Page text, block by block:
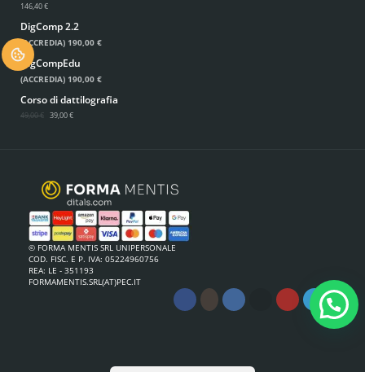
146,40 €
DigComp 2.2
(ACCREDIA) 190,00 €
DigCompEdu
(ACCREDIA) 190,00 €
Corso di dattilografia
49,00 € 39,00 €
© FORMA MENTIS SRL UNIPERSONALE
COD. FISC. E P. IVA: 05224960756
REA: LE - 351193
FORMAMENTIS.SRL(AT)PEC.IT
.